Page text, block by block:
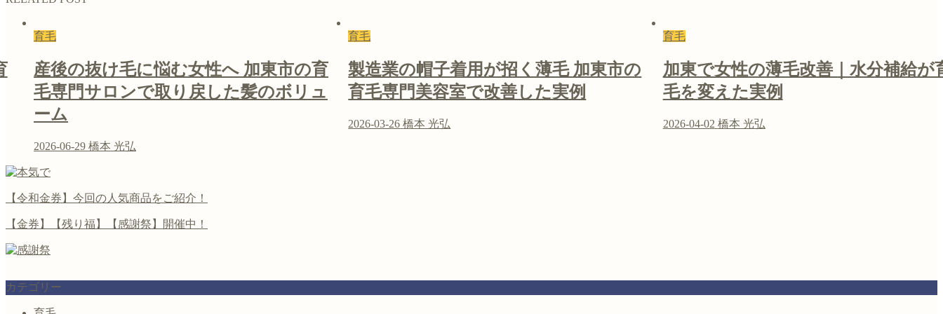
育毛
産後の抜け毛に悩む女性へ 加東市の育
毛専門サロンで取り戻した髪のボリュ
ーム
2026-06-29 橋本 光弘
育毛
製造業の帽子着用が招く薄毛 加東市の
育毛専門美容室で改善した実例
2026-03-26 橋本 光弘
育毛
加東で女性の薄毛改善｜水分補給が
毛を変えた実例
2026-04-02 橋本 光弘
【令和金券】今回の人気商品をご紹介！
【金券】【残り福】【感謝祭】開催中！
カテゴリー